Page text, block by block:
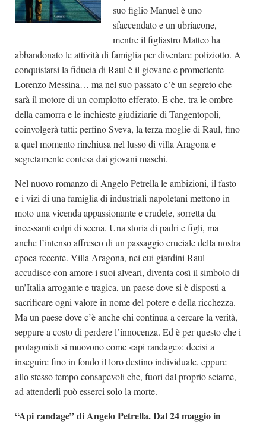
suo figlio Manuel è uno
sfaccendato e un ubriacone,
mentre il figliastro Matteo ha
abbandonato le attività di famiglia per diventare poliziotto. A
conquistarsi la fiducia di Raul è il giovane e promettente
Lorenzo Messina… ma nel suo passato c’è un segreto che
sarà il motore di un complotto efferato. E che, tra le ombre
della camorra e le inchieste giudiziarie di Tangentopoli,
coinvolgerà tutti: perfino Sveva, la terza moglie di Raul, fino
a quel momento rinchiusa nel lusso di villa Aragona e
segretamente contesa dai giovani maschi.
Nel nuovo romanzo di Angelo Petrella le ambizioni, il fasto
e i vizi di una famiglia di industriali napoletani mettono in
moto una vicenda appassionante e crudele, sorretta da
incessanti colpi di scena. Una storia di padri e figli, ma
anche l’intenso affresco di un passaggio cruciale della nostra
epoca recente. Villa Aragona, nei cui giardini Raul
accudisce con amore i suoi alveari, diventa così il simbolo di
un’Italia arrogante e tragica, un paese dove si è disposti a
sacrificare ogni valore in nome del potere e della ricchezza.
Ma un paese dove c’è anche chi continua a cercare la verità,
seppure a costo di perdere l’innocenza. Ed è per questo che i
protagonisti si muovono come «api randage»: decisi a
inseguire fino in fondo il loro destino individuale, eppure
allo stesso tempo consapevoli che, fuori dal proprio sciame,
ad attenderli può esserci solo la morte.
“Api randage” di Angelo Petrella. Dal 24 maggio in